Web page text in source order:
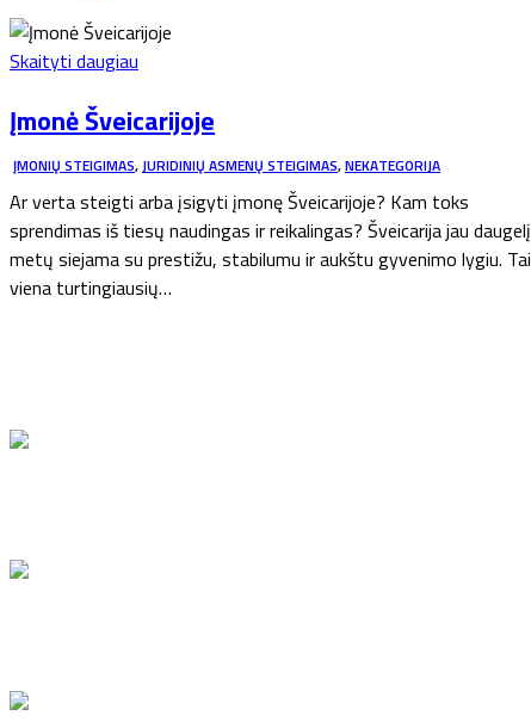
Skaityti daugiau
Įmonė Šveicarijoje
ĮMONIŲ STEIGIMAS, JURIDINIŲ ASMENŲ STEIGIMAS,NEKATEGORIJA
Ar verta steigti arba įsigyti įmonę Šveicarijoje? Kam toks
sprendimas iš tiesų naudingas ir reikalingas? Šveicarija jau daugelį
metų siejama su prestižu, stabilumu ir aukštu gyvenimo lygiu. Tai
viena turtingiausių…